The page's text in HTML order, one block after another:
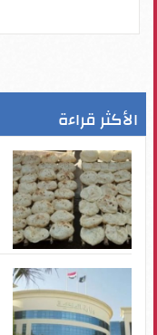
الأكثر قراءة